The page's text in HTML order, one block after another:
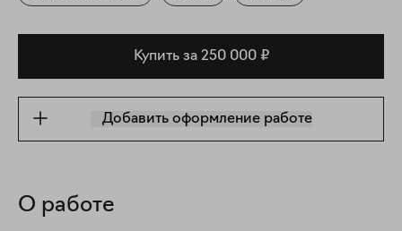
Купить за 250 000 ₽
Добавить оформление работе
О работе